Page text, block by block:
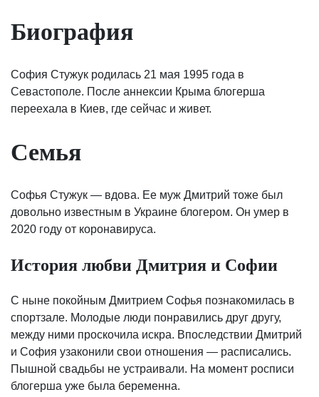
Биография
София Стужук родилась 21 мая 1995 года в
Севастополе. После аннексии Крыма блогерша
переехала в Киев, где сейчас и живет.
Семья
Софья Стужук — вдова. Ее муж Дмитрий тоже был
довольно известным в Украине блогером. Он умер в
2020 году от коронавируса.
История любви Дмитрия и Софии
С ныне покойным Дмитрием Софья познакомилась в
спортзале. Молодые люди понравились друг другу,
между ними проскочила искра. Впоследствии Дмитрий
и София узаконили свои отношения — расписались.
Пышной свадьбы не устраивали. На момент росписи
блогерша уже была беременна.